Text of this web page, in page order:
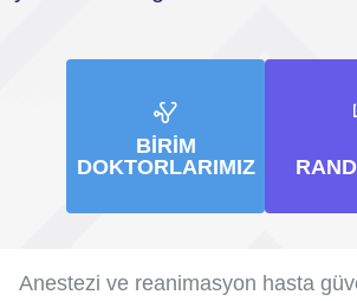
BIRIM
DOKTORLARIMIZ
Anestezi ve reanimasyon hasta